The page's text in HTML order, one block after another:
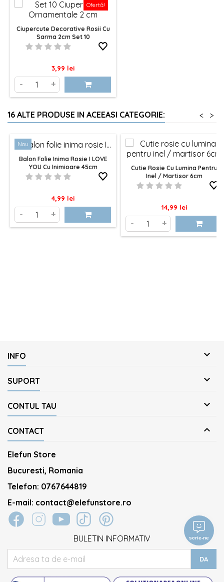
Ofertă!
Ciupercute Decorative Rosii Cu
Sarma 2cm Set 10
Pret
3,99 lei
- +
16 ALTE PRODUSE IN ACEEASI CATEGORIE: >
<
Nou
Balon Folie Inima Rosie I LOVE
YOU Cu Inimioare 45cm
Pret
4,99 lei
- +
Cutie Rosie Cu Lumina Pentru
Inel / Martisor 6cm
Pret
14,99 lei
- +
INFO 
SUPORT 
CONTUL TAU 
CONTACT 
Elefun Store
Bucuresti, Romania
Telefon: 0767644819
E-mail: contact@elefunstore.ro
scrie-ne
BULETIN INFORMATIV